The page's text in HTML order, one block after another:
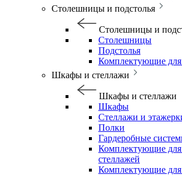
Столешницы и подстолья
Столешницы и
Столешницы
Подстолья
Комплектующие
Шкафы и стеллажи
Шкафы и стеллажи
Шкафы
Стеллажи и
Полки
Гардеробные
Комплектующие
стеллажей
Комплектующие